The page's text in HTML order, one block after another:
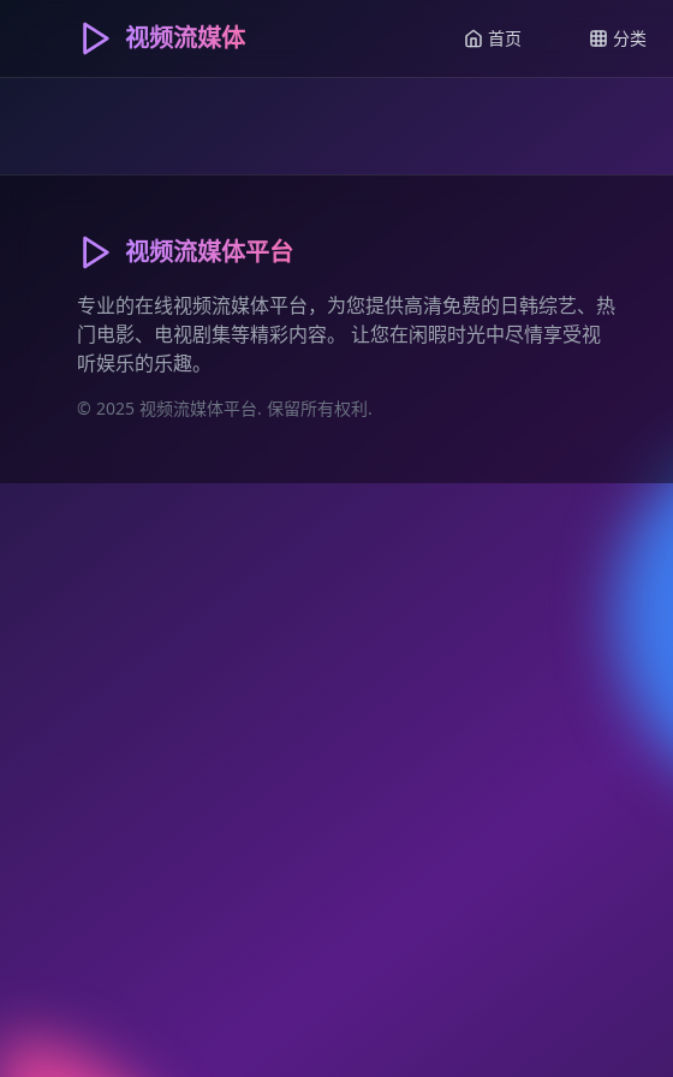
视频流媒体 首页 分类
视频流媒体平台
专业的在线视频流媒体平台，为您提供高清免费的日韩综艺、热
门电影、电视剧集等精彩内容。 让您在闲暇时光中尽情享受视
听娱乐的乐趣。
© 2025 视频流媒体平台. 保留所有权利.